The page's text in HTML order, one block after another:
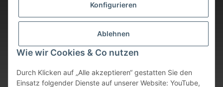
Konfigurieren
Ablehnen
Wie wir Cookies & Co nutzen
Durch Klicken auf „Alle akzeptieren“ gestatten Sie den
Einsatz folgender Dienste auf unserer Website: YouTube,